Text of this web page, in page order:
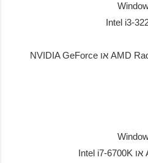
כרטיס גרפי: AMD Radeon HD 7750 או NVIDIA GeForce